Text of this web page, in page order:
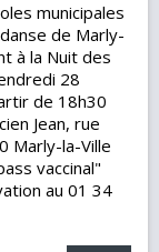
municipales
de Marly-
à la Nuit des
28
de 18h30
Jean, rue
Marly-la-Ville
vaccinal"
au 01 34